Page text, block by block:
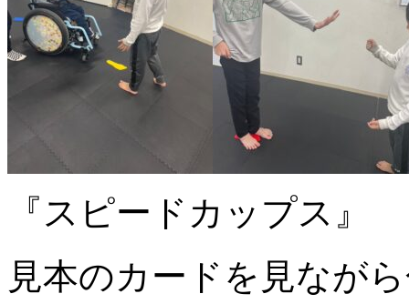
『スピードカップス』
見本のカードを見なが